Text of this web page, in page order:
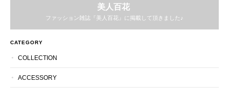
美人百花
ファッション雑誌『美人百花』に掲載して頂きました♪
CATEGORY
COLLECTION
ACCESSORY